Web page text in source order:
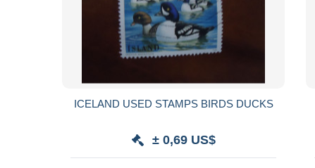
ICELAND USED STAMPS BIRDS DUCKS
± 0,69 US$